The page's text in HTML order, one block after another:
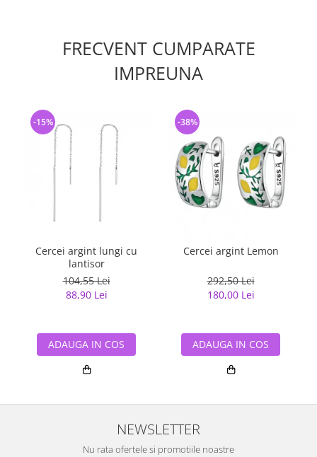
FRECVENT CUMPARATE
IMPREUNA
Cercei argint lungi cu
lantisor
104,55 Lei
88,90 Lei
-15%
ADAUGA IN COS
Cercei argint Lemon
292,50 Lei
180,00 Lei
-38%
ADAUGA IN COS
NEWSLETTER
Nu rata ofertele si promotiile noastre